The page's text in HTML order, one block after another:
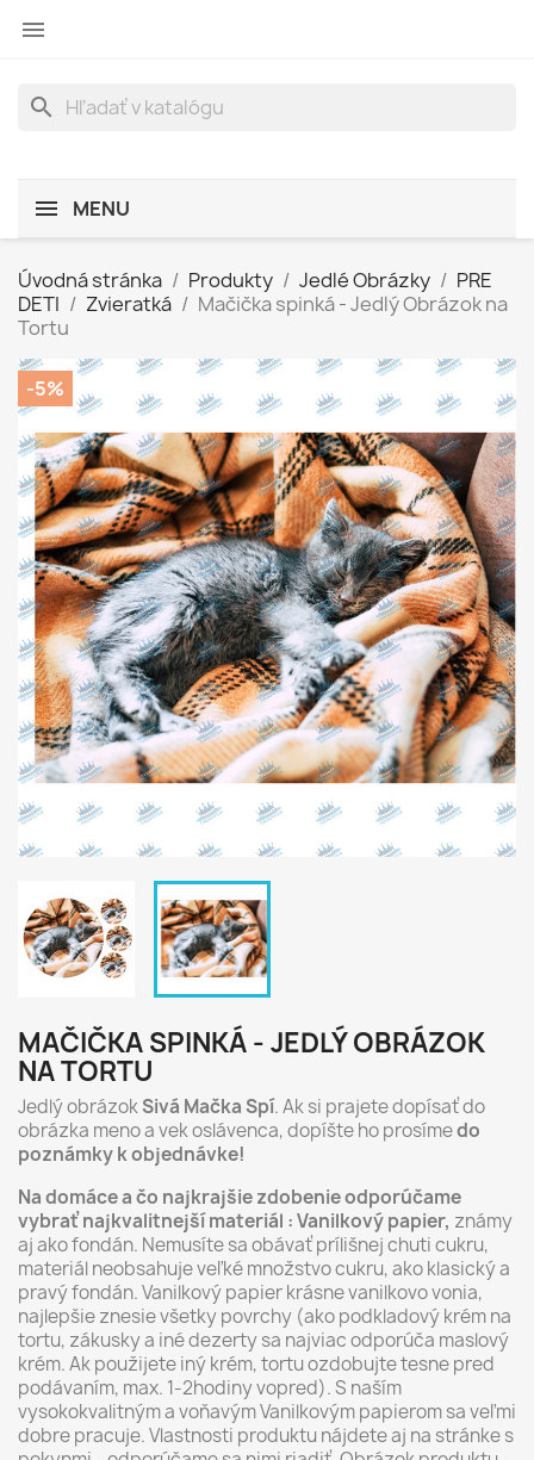

search
MENU
Úvodná stránka Produkty Jedlé Obrázky
PRE
DETI
Zvieratká
Mačička spinká - Jedlý Obrázok na
Tortu
-5%
MAČIČKA SPINKÁ - JEDLÝ OBRÁZOK
NA TORTU
Jedlý obrázokSivá Mačka Spí. Ak si prajete dopísať do
obrázka meno a vek oslávenca, dopíšte ho prosímedo
poznámky k objednávke!
Na domáce a čo najkrajšie zdobenie odporúčame
vybrať najkvalitnejší materiál : Vanilkový papier, známy
aj ako fondán. Nemusíte sa obávať prílišnej chuti cukru,
materiál neobsahuje veľké množstvo cukru, ako klasický a
pravý fondán. Vanilkový papier krásne vanilkovo vonia,
najlepšie znesie všetky povrchy (ako podkladový krém na
tortu, zákusky a iné dezerty sa najviac odporúča maslový
krém. Ak použijete iný krém, tortu ozdobujte tesne pred
podávaním, max. 1-2hodiny vopred). S naším
vysokokvalitným a voňavým Vanilkovým papierom sa veľmi
dobre pracuje. Vlastnosti produktu nájdete aj na stránke s